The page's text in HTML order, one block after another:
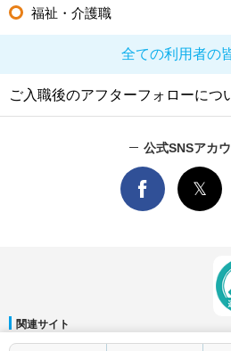
福祉・介護職
全ての利用者の
ご入職後のアフターフォローにつ
公式SNSアカ
関連サイト
マイナビDOCTOR│マイナビ看護師│マイナビ薬